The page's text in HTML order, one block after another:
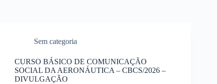
Sem categoria
CURSO BÁSICO DE COMUNICAÇÃO
SOCIAL DA AERONÁUTICA – CBCS/2026 –
DIVULGAÇÃO